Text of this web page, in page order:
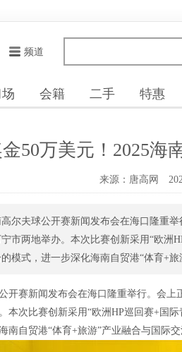
频道
会籍 二手 特惠
50万美元！2025海
来源：唐高网
尔夫球公开赛新闻发布会在海口隆重
市两地举办。本次比赛创新采用“欧洲
模式，进一步深化海南自贸港“体育+旅
开赛新闻发布会在海口隆重举行。会
本次比赛创新采用“欧洲HP巡回赛+国
南自贸港“体育+旅游”产业融合与国际